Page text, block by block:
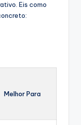
Eis como
Melhor Para